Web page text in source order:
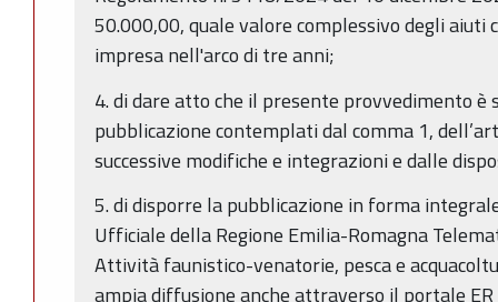
50.000,00, quale valore complessivo degli aiuti
impresa nell'arco di tre anni;
4. di dare atto che il presente provvedimento è
pubblicazione contemplati dal comma 1,
successive modifiche e integrazioni e dalle
5. di disporre la pubblicazione in forma
Ufficiale della Regione Emilia-Romagna
Attività faunistico-venatorie, pesca e
ampia diffusione anche attraverso il portale ER